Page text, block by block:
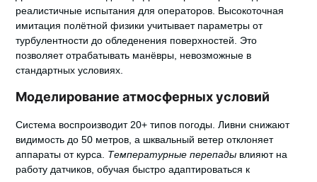
реалистичные испытания для операторов. Высокоточная
имитация полётной физики учитывает параметры от
турбулентности до обледенения поверхностей. Это
позволяет отрабатывать манёвры, невозможные в
стандартных условиях.
Моделирование атмосферных условий
Система воспроизводит 20+ типов погоды. Ливни снижают
видимость до 50 метров, а шквальный ветер отклоняет
аппараты от курса. Температурные перепады влияют на
работу датчиков, обучая быстро адаптироваться к